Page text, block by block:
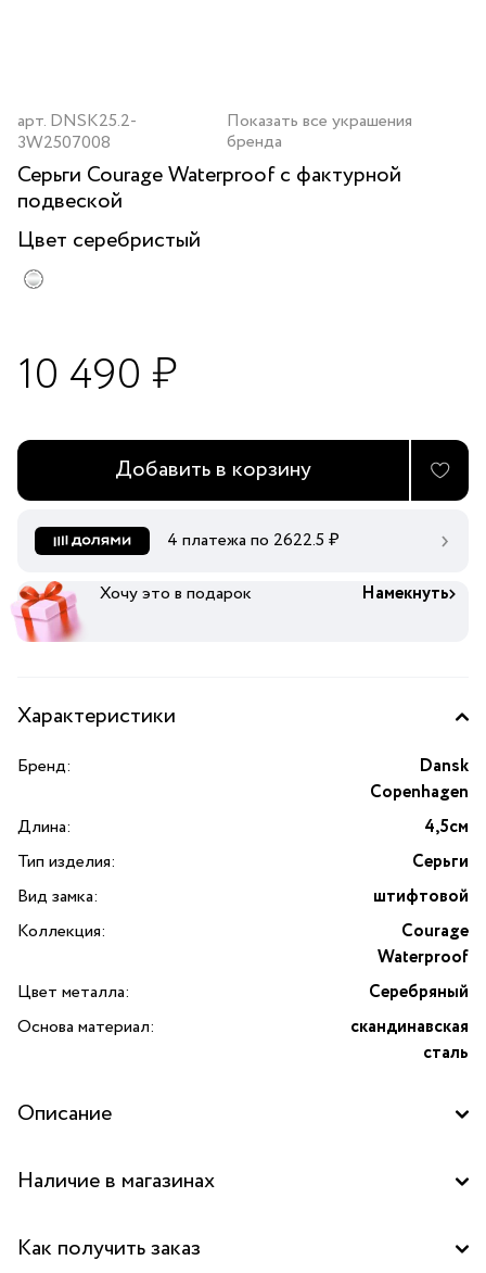
арт. DNSK25.2-
3W2507008
Показать все украшения
бренда
Серьги Courage Waterproof с фактурной
подвеской
Цвет серебристый
10 490 ₽
Добавить в корзину
4 платежа по 2622.5 ₽
Хочу это в подарок Намекнуть
Характеристики
Бренд:
Dansk
Copenhagen
Длина:
4,5см
Тип изделия:
Серьги
Вид замка:
штифтовой
Коллекция:
Courage
Waterproof
Цвет металла:
Серебряный
Основа материал:
скандинавская
сталь
Описание
подвеской от датского бренда Dansk Copenhagen.
стали с покрытием серебром, что обеспечивает
Наличие в магазинах
Бутик "La Nature" в ТД "Дружба", Москва
Как получить заказ